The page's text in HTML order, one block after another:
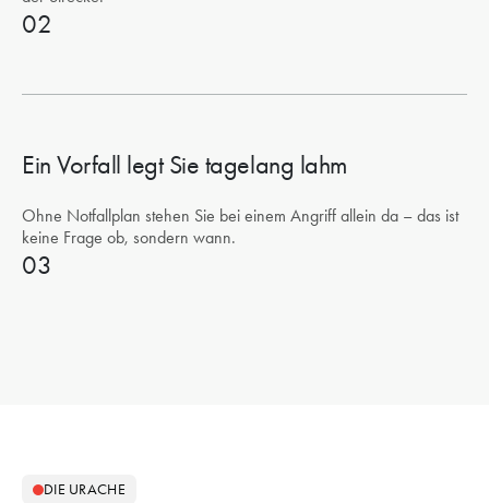
02
Ein Vorfall legt Sie tagelang lahm
Ohne Notfallplan stehen Sie bei einem Angriff allein da – das ist
keine Frage ob, sondern wann.
03
DIE URACHE